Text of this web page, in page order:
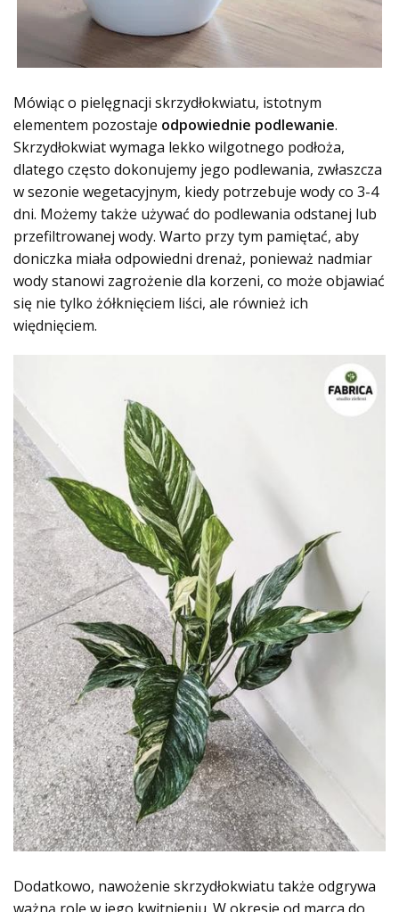
Mówiąc o pielęgnacji skrzydłokwiatu, istotnym
elementem pozostaje odpowiednie podlewanie.
Skrzydłokwiat wymaga lekko wilgotnego podłoża,
dlatego często dokonujemy jego podlewania, zwłaszcza
w sezonie wegetacyjnym, kiedy potrzebuje wody co 3-4
dni. Możemy także używać do podlewania odstanej lub
przefiltrowanej wody. Warto przy tym pamiętać, aby
doniczka miała odpowiedni drenaż, ponieważ nadmiar
wody stanowi zagrożenie dla korzeni, co może objawiać
się nie tylko żółknięciem liści, ale również ich
więdnięciem.
Dodatkowo, nawożenie skrzydłokwiatu także odgrywa